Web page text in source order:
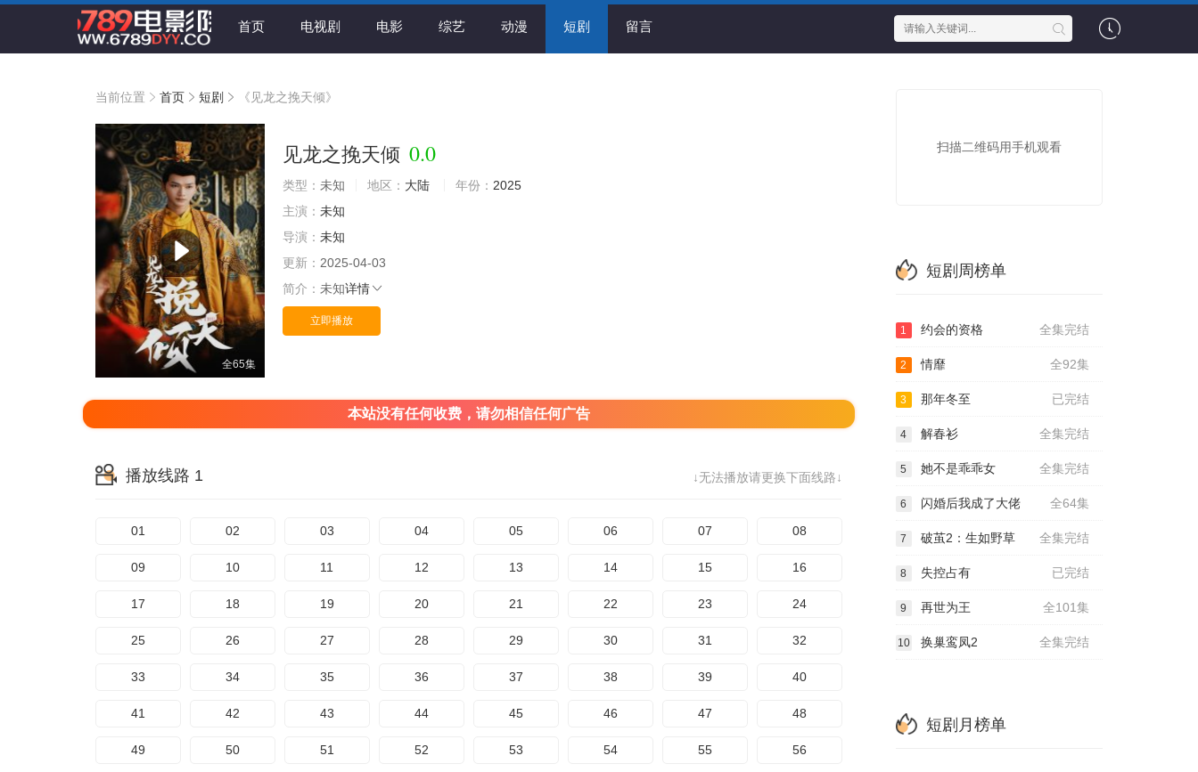
首页 电视剧 电影 综艺 动漫 短剧 留言
当前位置 首页 短剧 《见龙之挽天倾》
全65集
见龙之挽天倾 0.0
类型： 未知 地区： 大陆 年份： 2025
主演： 未知
导演： 未知
更新： 2025-04-03
简介： 未知详情
立即播放
本站没有任何收费，请勿相信任何广告
↓无法播放请更换下面线路↓
播放线路 1
01 02 03 04 05 06 07 08
09 10 11 12 13 14 15 16
17 18 19 20 21 22 23 24
25 26 27 28 29 30 31 32
33 34 35 36 37 38 39 40
41 42 43 44 45 46 47 48
49 50 51 52 53 54 55 56
扫描二维码用手机观看
短剧周榜单
全集完结
1 约会的资格
全92集
2 情靡
已完结
3 那年冬至
全集完结
4 解春衫
全集完结
5 她不是乖乖女
全64集
6 闪婚后我成了大佬
全集完结
7 破茧2：生如野草
已完结
8 失控占有
全101集
9 再世为王
全集完结
10 换巢鸾凤2
短剧月榜单